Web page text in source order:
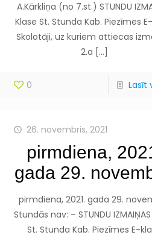
A.Kārkliņa (no 7.st.) STUNDU
Klase St. Stunda Kab. Piezīmes
Skolotāji, uz kuriem attiecas
2.a […]
0 Lasīt
26. novembris, 2021
pirmdiena,
gada 29.
pirmdiena, 2021. gada 29.
Stundās nav: – STUNDU
St. Stunda Kab. Piezīmes E-